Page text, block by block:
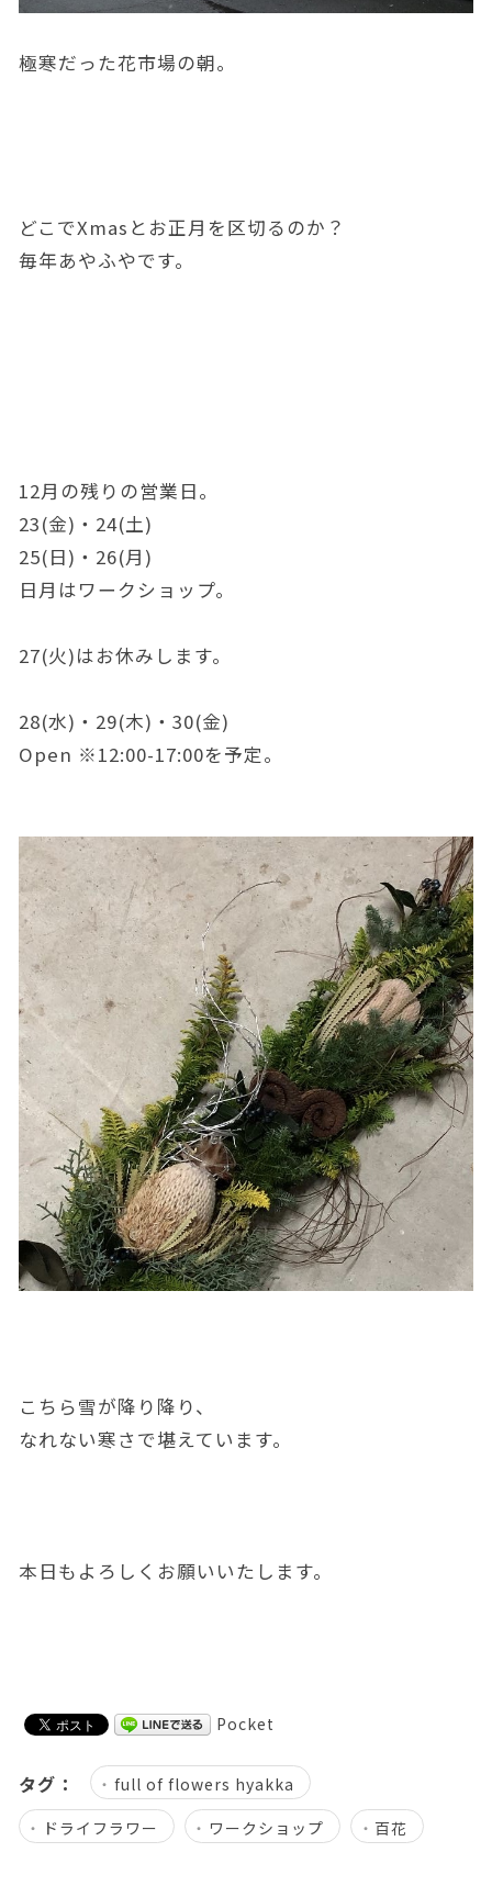
極寒だった花市場の朝。
どこでXmasとお正月を区切るのか？
毎年あやふやです。
12月の残りの営業日。
23(金)・24(土)
25(日)・26(月)
日月はワークショップ。
27(火)はお休みします。
28(水)・29(木)・30(金)
Open ※12:00-17:00を予定。
こちら雪が降り降り、
なれない寒さで堪えています。
本日もよろしくお願いいたします。
Pocket
タグ：
full of flowers hyakka
ドライフラワー
ワークショップ 百花